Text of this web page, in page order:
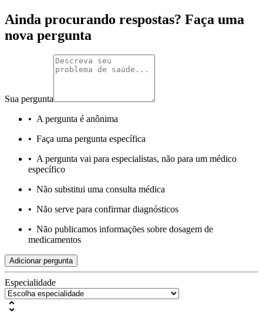
Ainda procurando respostas? Faça uma
nova pergunta
Sua pergunta
• A pergunta é anônima
• Faça uma pergunta específica
• A pergunta vai para especialistas, não para um médico
específico
• Não substitui uma consulta médica
• Não serve para confirmar diagnósticos
• Não publicamos informações sobre dosagem de
medicamentos
Adicionar pergunta
Especialidade